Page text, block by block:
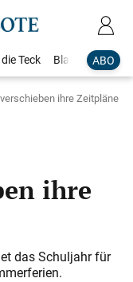
ABO
Teck Blaulicht
ihre Zeitpläne
ihre
das Schuljahr für